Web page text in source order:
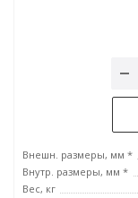
Внешн. размеры, мм *
Внутр. размеры, мм *
Вес, кг